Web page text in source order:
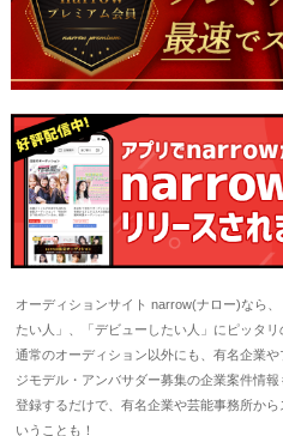
オーディションサイト narrow(ナロー)なら
たい人」、「デビューしたい人」にピッタリ
通常のオーディション以外にも、有名企業
ジモデル・アンバサダー募集の企業案件情報
登録するだけで、有名企業や芸能事務所か
いうことも！